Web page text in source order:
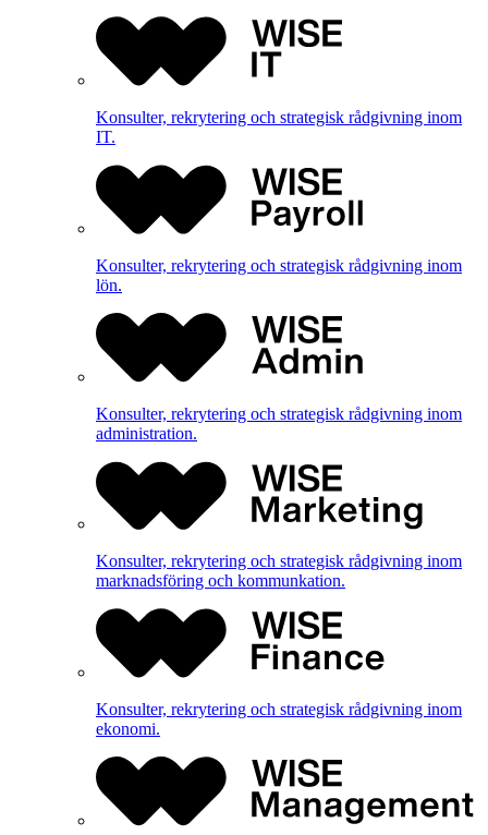
Konsulter, rekrytering och strategisk rådgivning inom
IT.
Konsulter, rekrytering och strategisk rådgivning inom
lön.
Konsulter, rekrytering och strategisk rådgivning inom
administration.
Konsulter, rekrytering och strategisk rådgivning inom
marknadsföring och kommunkation.
Konsulter, rekrytering och strategisk rådgivning inom
ekonomi.